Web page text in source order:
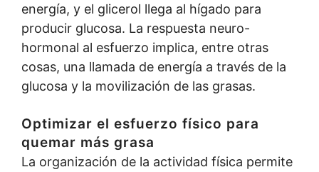
energía, y el glicerol llega al hígado para
producir glucosa. La respuesta neuro-
hormonal al esfuerzo implica, entre otras
cosas, una llamada de energía a través de la
glucosa y la movilización de las grasas.
Optimizar el esfuerzo físico para
quemar más grasa
La organización de la actividad física permite